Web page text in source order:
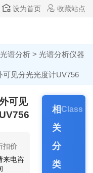
设为首页 收藏站点
谱分析 > 光谱分析仪器
可见分光光度计UV756
可见
扣价
来电咨
相
关
分
类
Class